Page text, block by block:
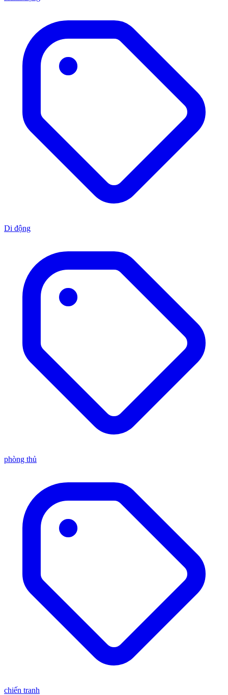
Di động
phòng thủ
chiến tranh